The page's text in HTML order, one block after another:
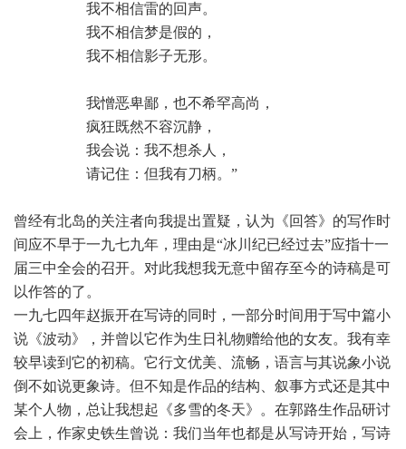
 我不相信雷的回声。
 我不相信梦是假的，
 我不相信影子无形。
 我憎恶卑鄙，也不希罕高尚，
 疯狂既然不容沉静，
 我会说：我不想杀人，
 请记住：但我有刀柄。”
曾经有北岛的关注者向我提出置疑，认为《回答》的写作时
间应不早于一九七九年，理由是“冰川纪已经过去”应指十一
届三中全会的召开。对此我想我无意中留存至今的诗稿是可
以作答的了。
一九七四年赵振开在写诗的同时，一部分时间用于写中篇小
说《波动》，并曾以它作为生日礼物赠给他的女友。我有幸
较早读到它的初稿。它行文优美、流畅，语言与其说象小说
倒不如说更象诗。但不知是作品的结构、叙事方式还是其中
某个人物，总让我想起《多雪的冬天》。在郭路生作品研讨
会上，作家史铁生曾说：我们当年也都是从写诗开始，写诗